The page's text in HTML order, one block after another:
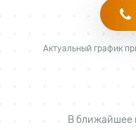
Актуальный график
В ближайшее